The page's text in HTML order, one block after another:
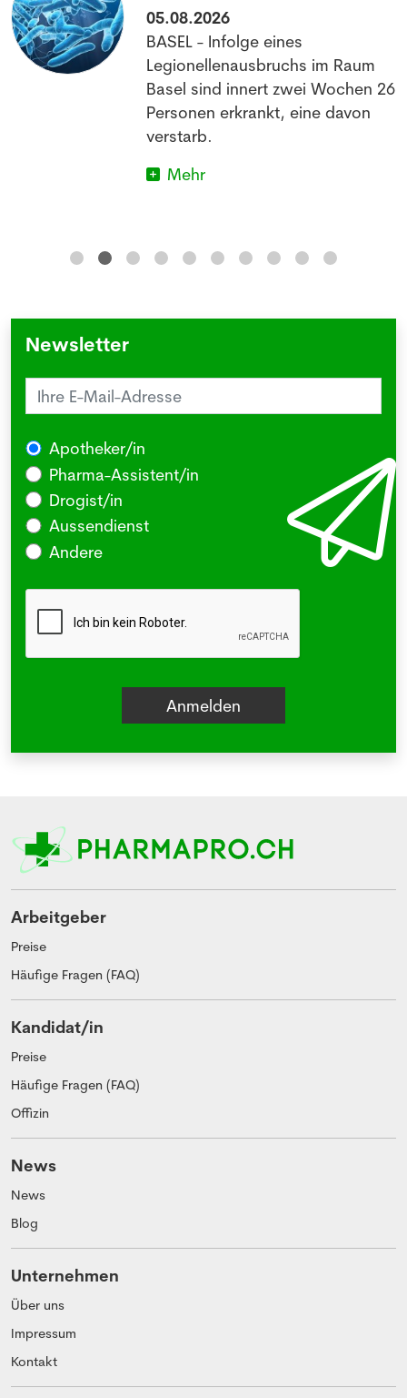
05.08.2026
BASEL - Infolge eines
Legionellenausbruchs im Raum
Basel sind innert zwei Wochen 26
Personen erkrankt, eine davon
verstarb.
Mehr
Newsletter
Apotheker/in
Pharma-Assistent/in
Drogist/in
Aussendienst
Andere
Arbeitgeber
Preise
Häufige Fragen (FAQ)
Kandidat/in
Preise
Häufige Fragen (FAQ)
Offizin
News
News
Blog
Unternehmen
Über uns
Impressum
Kontakt